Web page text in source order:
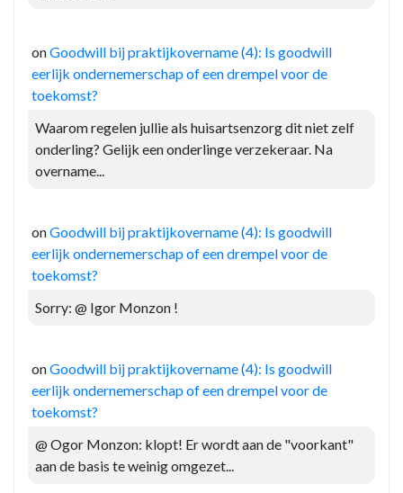
onGoodwill bij praktijkovername (4): Is goodwill
eerlijk ondernemerschap of een drempel voor de
toekomst?
Waarom regelen jullie als huisartsenzorg dit niet zelf
onderling? Gelijk een onderlinge verzekeraar. Na
overname...
onGoodwill bij praktijkovername (4): Is goodwill
eerlijk ondernemerschap of een drempel voor de
toekomst?
Sorry: @ Igor Monzon !
onGoodwill bij praktijkovername (4): Is goodwill
eerlijk ondernemerschap of een drempel voor de
toekomst?
@ Ogor Monzon: klopt! Er wordt aan de "voorkant"
aan de basis te weinig omgezet...